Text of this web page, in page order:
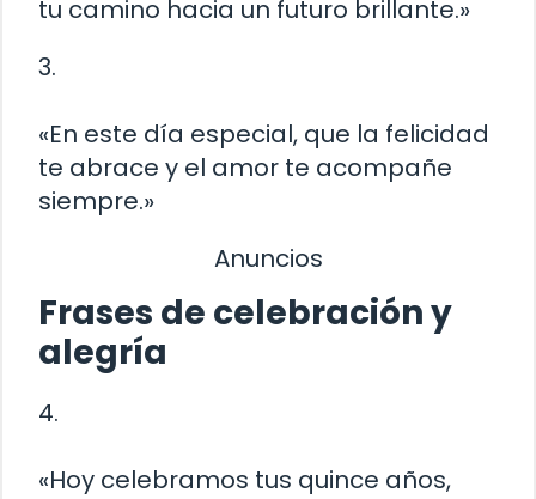
tu camino hacia un futuro brillante.»
3.
«En este día especial, que la felicidad
te abrace y el amor te acompañe
siempre.»
Anuncios
Frases de celebración y
alegría
4.
«Hoy celebramos tus quince años,